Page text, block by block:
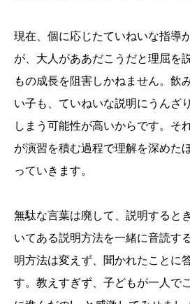
現在、個に応じたていねいな指導
が、大人がああだこうだと理屈を
もの成長を阻害しかねません。飲
い子も、ていねいな説明にうんざ
しまう可能性が高いからです。そ
が演習を積む過程で理解を深めた
っていきます。
無駄な言葉は廃して、説明すると
いてある説明方法を一緒に音読す
明方法は変えず、聞かれたことに
す。教えすぎず、子どもが一人で